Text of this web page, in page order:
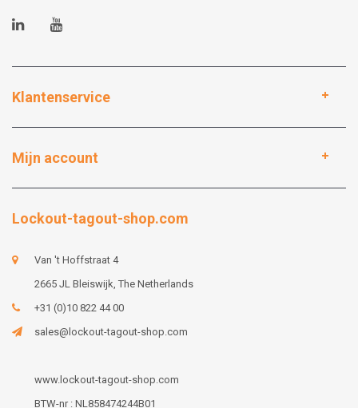
Klantenservice
Mijn account
Lockout-tagout-shop.com
Van 't Hoffstraat 4
2665 JL Bleiswijk, The Netherlands
+31 (0)10 822 44 00
sales@lockout-tagout-shop.com
www.lockout-tagout-shop.com
BTW-nr : NL858474244B01